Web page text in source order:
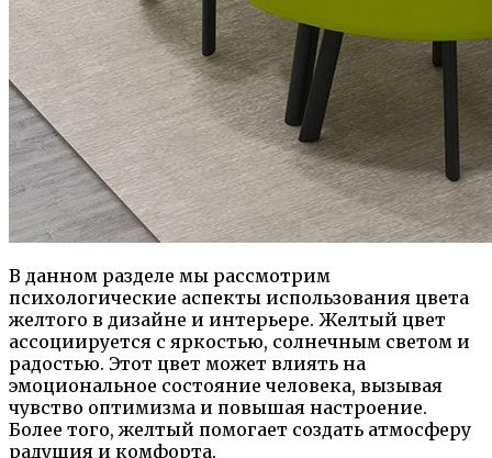
В данном разделе мы рассмотрим
психологические аспекты использования цвета
желтого в дизайне и интерьере. Желтый цвет
ассоциируется с яркостью, солнечным светом и
радостью. Этот цвет может влиять на
эмоциональное состояние человека, вызывая
чувство оптимизма и повышая настроение.
Более того, желтый помогает создать атмосферу
радушия и комфорта.